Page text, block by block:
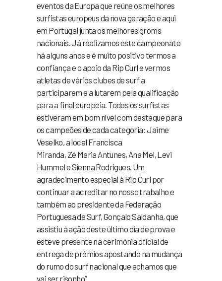
eventos da Europa que reúne os melhores
surfistas europeus da nova geração e aqui
em Portugal junta os melhores groms
nacionais. Já realizamos este campeonato
há alguns anos e é muito positivo termos a
confiança e o apoio da Rip Curl e vermos
atletas de vários clubes de surf a
participarem e a lutarem pela qualificação
para a final europeia. Todos os surfistas
estiveram em bom nível com destaque para
os campeões de cada categoria: Jaime
Veselko, a local Francisca
Miranda, Zé Maria Antunes, Ana Mel, Levi
Hummel e Sienna Rodrigues. Um
agradecimento especial à Rip Curl por
continuar a acreditar no nosso trabalho e
também ao presidente da Federação
Portuguesa de Surf, Gonçalo Saldanha, que
assistiu à ação deste último dia de prova e
esteve presente na cerimónia oficial de
entrega de prémios apostando na mudança
do rumo do surf nacional que achamos que
vai ser risonho”.